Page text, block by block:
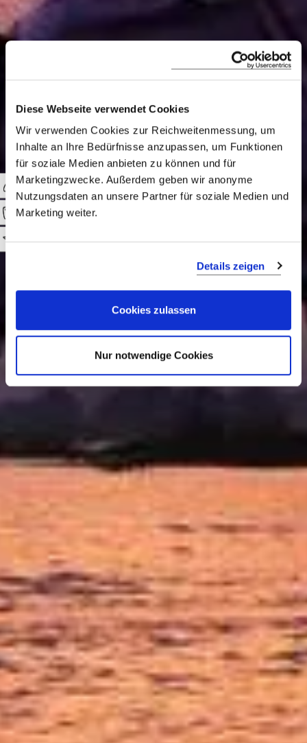
Diese Webseite verwendet Cookies
Wir verwenden Cookies zur Reichweitenmessung, um
Inhalte an Ihre Bedürfnisse anzupassen, um Funktionen
für soziale Medien anbieten zu können und für
Marketingzwecke. Außerdem geben wir anonyme
Nutzungsdaten an unsere Partner für soziale Medien und
Marketing weiter.
Details zeigen
Cookies zulassen
Nur notwendige Cookies
Myanmar
Burma, wie das Land am Irrawaddy
noch bis vor wenigen Jahren hieß, ist ein
wahres Juwel unter den südost-
asiatischen Staaten. Erleben Sie Asien
Gegenwart und Vergangenheit
LUXUSREISE-BAUSTEIN DEEP DIVE INLE LAKE